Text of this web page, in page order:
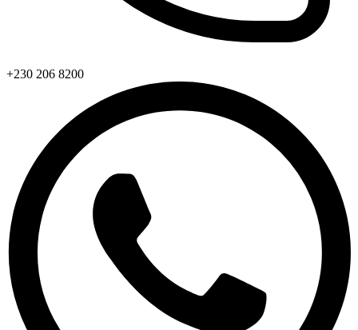
+230 206 8200